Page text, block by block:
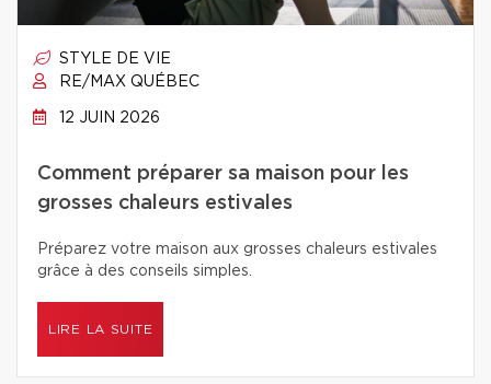
STYLE DE VIE
RE/MAX QUÉBEC
12 JUIN 2026
Comment préparer sa maison pour les
grosses chaleurs estivales
Préparez votre maison aux grosses chaleurs estivales
grâce à des conseils simples.
LIRE LA SUITE